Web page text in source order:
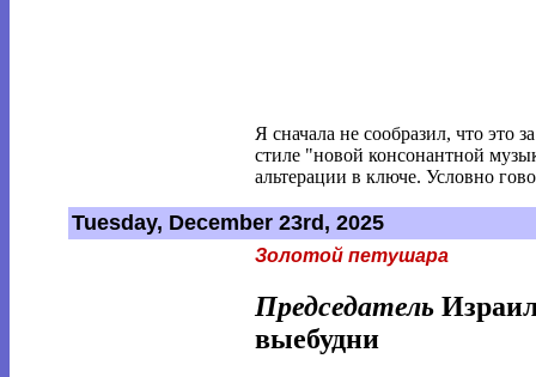
Я сначала не сообразил, что
стиле "новой консонантной
альтерации в ключе. Условно
Tuesday, December 23rd, 2025
Золотой петушара
Председатель
выебудни